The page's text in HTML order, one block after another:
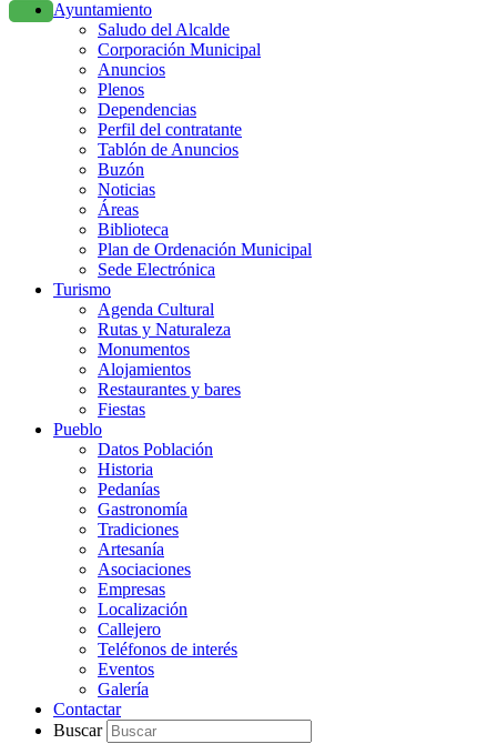
Ayuntamiento
Saludo del Alcalde
Corporación Municipal
Anuncios
Plenos
Dependencias
Perfil del contratante
Tablón de Anuncios
Buzón
Noticias
Áreas
Biblioteca
Plan de Ordenación Municipal
Sede Electrónica
Turismo
Agenda Cultural
Rutas y Naturaleza
Monumentos
Alojamientos
Restaurantes y bares
Fiestas
Pueblo
Datos Población
Historia
Pedanías
Gastronomía
Tradiciones
Artesanía
Asociaciones
Empresas
Localización
Callejero
Teléfonos de interés
Eventos
Galería
Contactar
Buscar